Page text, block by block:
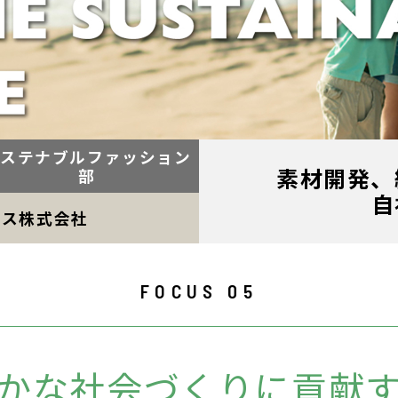
テナブルファッション
部
素材開発
株式会社
FOCUS 05
な社会づくりに貢献